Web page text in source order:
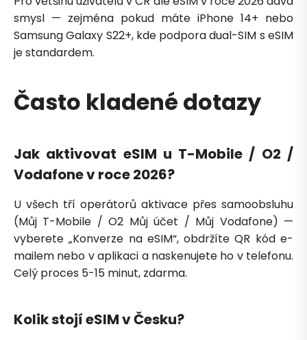
smysl — zejména pokud máte iPhone 14+ nebo
Samsung Galaxy S22+, kde podpora dual-SIM s eSIM
je standardem.
Často kladené dotazy
Jak aktivovat eSIM u T-Mobile / O2 /
Vodafone v roce 2026?
U všech tří operátorů aktivace přes samoobsluhu
(Můj T-Mobile / O2 Můj účet / Můj Vodafone) —
vyberete „Konverze na eSIM“, obdržíte QR kód e-
mailem nebo v aplikaci a naskenujete ho v telefonu.
Celý proces 5-15 minut, zdarma.
Kolik stojí eSIM v Česku?